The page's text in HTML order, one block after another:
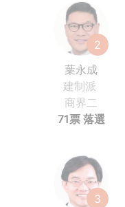
2
葉永成
建制派
商界二
71票 落選
3